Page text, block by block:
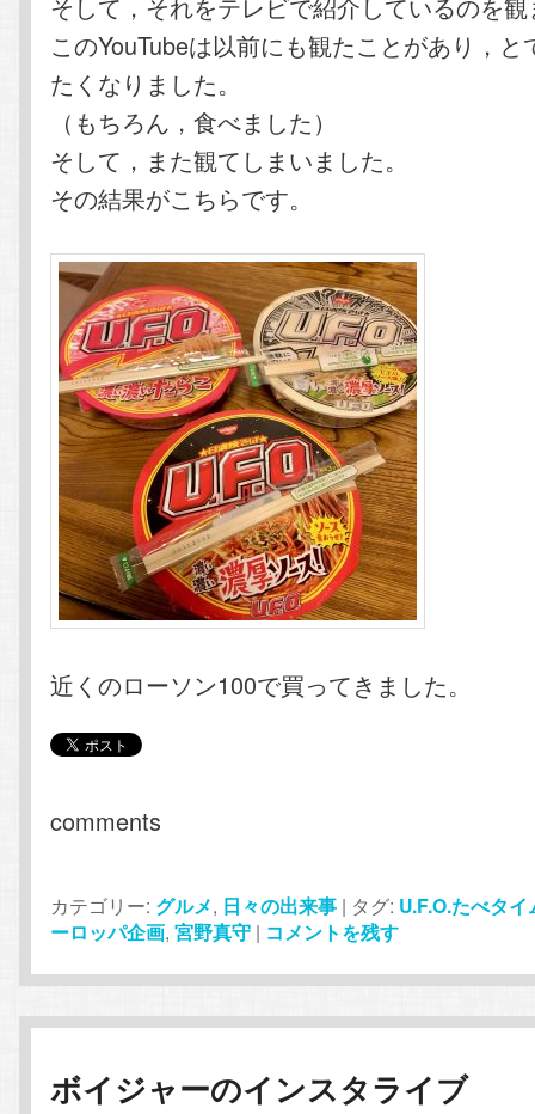
このYouTubeは以前にも観たことがあり，と
たくなりました。
（もちろん，食べました）
そして，また観てしまいました。
その結果がこちらです。
近くのローソン100で買ってきました。
comments
カテゴリー: グルメ, 日々の出来事 | タグ: U.F.O.たべタ
ーロッパ企画,宮野真守 | コメントを残す
ボイジャーのインスタライブ